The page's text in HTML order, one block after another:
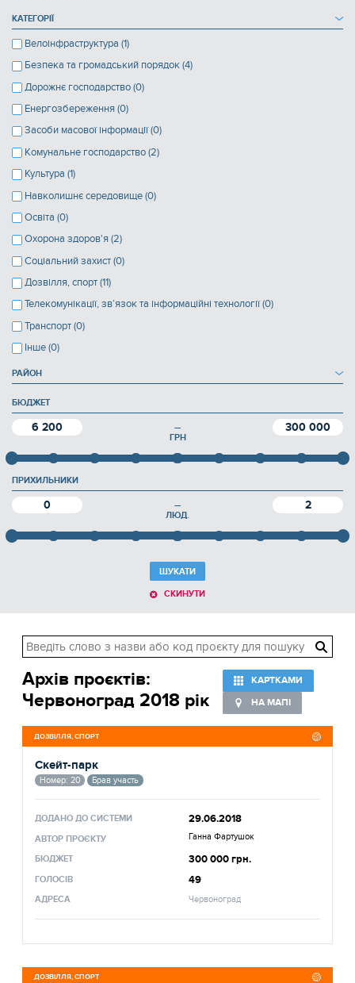
КАТЕГОРІЇ
Велоінфраструктура (1)
Безпека та громадський порядок (4)
Дорожнє господарство (0)
Енергозбереження (0)
Засоби масової інформації (0)
Комунальне господарство (2)
Культура (1)
Навколишнє середовище (0)
Освіта (0)
Охорона здоров'я (2)
Соціальний захист (0)
Дозвілля, спорт (11)
Телекомунікації, зв’язок та інформаційні технології (0)
Транспорт (0)
Інше (0)
РАЙОН
БЮДЖЕТ
6 200 — 300 000
ГРН
ПРИХИЛЬНИКИ
0 — 2
ЛЮД.
ШУКАТИ
СКИНУТИ
Архів проєктів:
Червоноград 2018 рік
КАРТКАМИ
НА МАПІ
ДОЗВІЛЛЯ, СПОРТ
Скейт-парк
Номер: 20 Брав участь
ДОДАНО ДО СИСТЕМИ 29.06.2018
АВТОР ПРОЄКТУ Ганна Фартушок
БЮДЖЕТ 300 000 грн.
ГОЛОСІВ 49
АДРЕСА Червоноград
ДОЗВІЛЛЯ, СПОРТ